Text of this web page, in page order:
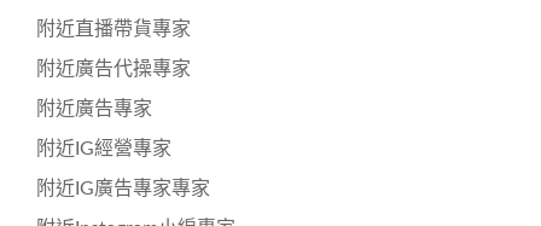
附近直播帶貨專家
附近廣告代操專家
附近廣告專家
附近IG經營專家
附近IG廣告專家專家